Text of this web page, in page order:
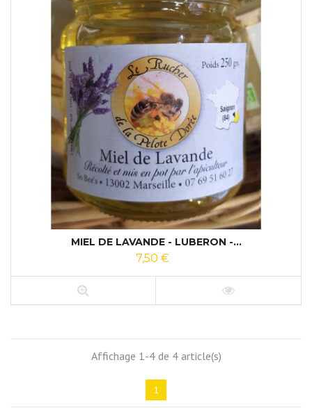
MIEL DE LAVANDE - LUBERON -...
7,50 €
Affichage 1-4 de 4 article(s)
1